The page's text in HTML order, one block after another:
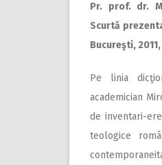
Pr. prof. dr.
Scurtă
Bucureşti, 2011,
Pe linia
academician
de inventari-
teologice